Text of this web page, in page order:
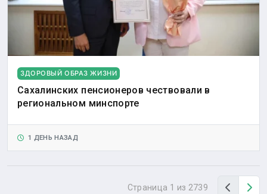
ЗДОРОВЫЙ ОБРАЗ ЖИЗНИ
Сахалинских пенсионеров чествовали в
региональном минспорте
1 ДЕНЬ НАЗАД
Страница 1 из 2739 Назад